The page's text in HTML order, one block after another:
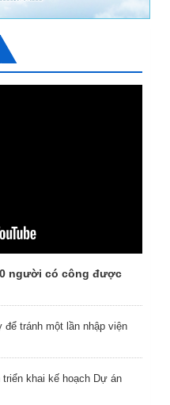
người có công được
tránh một lần nhập viện
khai kế hoạch Dự án